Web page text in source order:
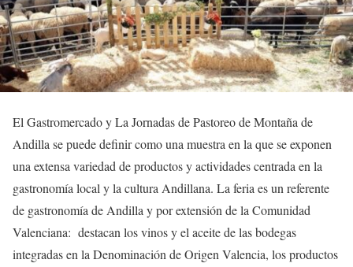
El Gastromercado y La Jornadas de Pastoreo de Montaña de
Andilla se puede definir como una muestra en la que se exponen
una extensa variedad de productos y actividades centrada en la
gastronomía local y la cultura Andillana. La feria es un referente
de gastronomía de Andilla y por extensión de la Comunidad
Valenciana: destacan los vinos y el aceite de las bodegas
integradas en la Denominación de Origen Valencia, los productos